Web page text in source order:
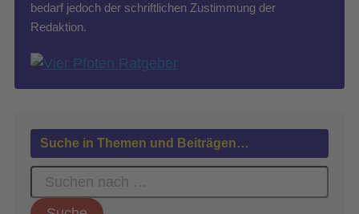
bedarf jedoch der schriftlichen Zustimmung der
Redaktion.
Suche in Themen und Beiträgen…
c